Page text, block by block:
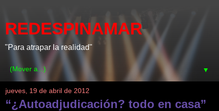
REDESPINAMAR
"Para atrapar la realidad"
▼
jueves, 19 de abril de 2012
“¿Autoadjudicación? todo en casa”